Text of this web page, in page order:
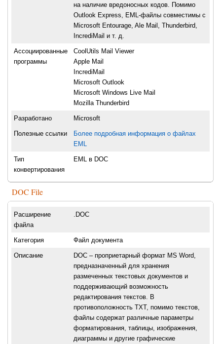
на наличие вредоносных кодов. Помимо
Outlook Express, EML-файлы совместимы с
Microsoft Entourage, Ale Mail, Thunderbird,
IncrediMail и т. д.
Ассоциированные
программы
CoolUtils Mail Viewer
Apple Mail
IncrediMail
Microsoft Outlook
Microsoft Windows Live Mail
Mozilla Thunderbird
Разработано Microsoft
Полезные ссылки
Более подробная информация о файлах
EML
Тип
конвертирования
EML в DOC
DOC File
Расширение
файла
.DOC
Категория Файл документа
Описание
DOC – проприетарный формат MS Word,
предназначенный для хранения
размеченных текстовых документов и
поддерживающий возможность
редактирования текстов. В
противоположность ТХТ, помимо текстов,
файлы содержат различные параметры
форматирования, таблицы, изображения,
диаграммы и другие графические